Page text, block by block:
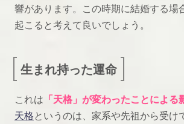
響があります。この時期に結婚する場
起こると考えて良いでしょう。
生まれ持った運命
これは 「天格」が変わったことによ
天格というのは、家系や先祖から受け